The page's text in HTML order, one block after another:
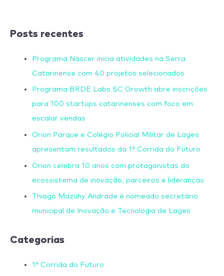
Posts recentes
Programa Nascer inicia atividades na Serra
Catarinense com 40 projetos selecionados
Programa BRDE Labs SC Growth abre inscrições
para 100 startups catarinenses com foco em
escalar vendas
Orion Parque e Colégio Policial Militar de Lages
apresentam resultados da 1ª Corrida do Futuro
Orion celebra 10 anos com protagonistas do
ecossistema de inovação, parceiros e lideranças
Thiago Mazuhy Andrade é nomeado secretário
municipal de Inovação e Tecnologia de Lages
Categorias
1ª Corrida do Futuro